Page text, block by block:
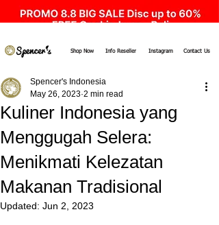
Shop Now Info Reseller Instagram Contact Us
Kuliner Indonesia yang
Menggugah Selera:
Menikmati Kelezatan
Makanan Tradisional
Spencer's Indonesia
May 26, 2023 2 min read
Updated: Jun 2, 2023